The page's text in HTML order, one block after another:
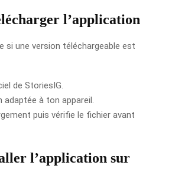
l’application
si une version téléchargeable est
de StoriesIG.
adaptée à ton appareil.
puis vérifie le fichier avant
l’application sur